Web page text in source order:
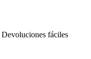
Devoluciones fáciles